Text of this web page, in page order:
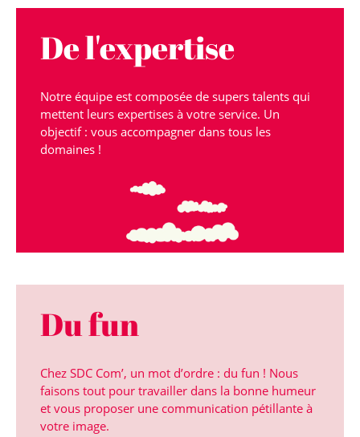
De l'expertise
Notre équipe est composée de supers talents qui
mettent leurs expertises à votre service. Un
objectif : vous accompagner dans tous les
domaines !
Du fun
Chez SDC Com’, un mot d’ordre : du fun ! Nous
faisons tout pour travailler dans la bonne humeur
et vous proposer une communication pétillante à
votre image.